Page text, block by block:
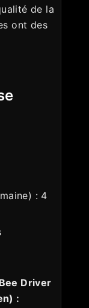
de la
ont des
: 4
Driver
: